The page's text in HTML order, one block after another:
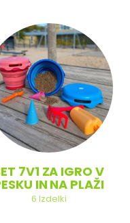
7V1 ZA IGRO V
IN NA PLAŽI
6 Izdelki